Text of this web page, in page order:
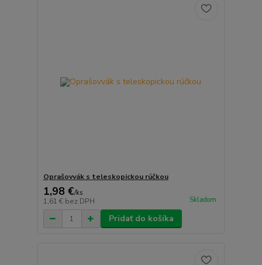
Oprašovvák s teleskopickou rúčkou
1,98 €/ks
1,61 € bez DPH Skladom
Pridať do košíka